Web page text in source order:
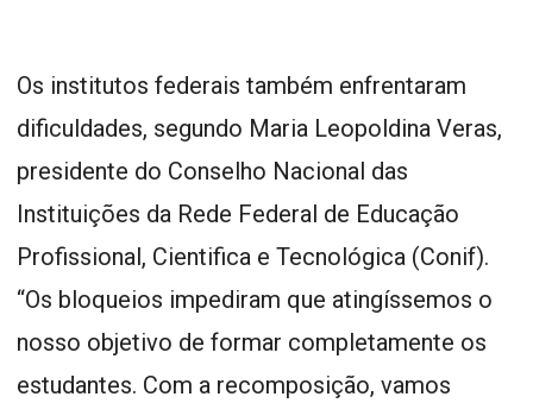
Os institutos federais também enfrentaram
dificuldades, segundo Maria Leopoldina Veras,
presidente do Conselho Nacional das
Instituições da Rede Federal de Educação
Profissional, Cientifica e Tecnológica (Conif).
“Os bloqueios impediram que atingíssemos o
nosso objetivo de formar completamente os
estudantes. Com a recomposição, vamos